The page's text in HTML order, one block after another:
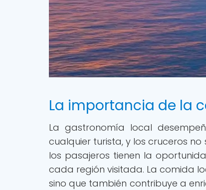
La importancia de la
La gastronomía local
cualquier turista, y los cruceros
los pasajeros tienen la
cada región visitada. La comida
sino que también contribuye a